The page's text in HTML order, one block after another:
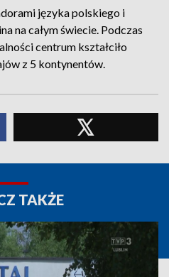
języka polskiego i
na całym świecie. Podczas
centrum kształciło
z 5 kontynentów.
TAKŻE